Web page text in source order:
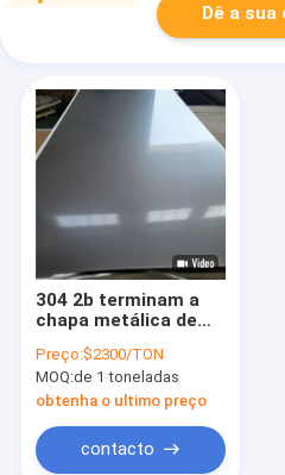
Dê a sua
304 2b terminam a
chapa metálica de
milímetro 1.2Mm
1.5Mm 2.0mm
Preço:$2300/TON
MOQ:de 1 toneladas
obtenha o ultimo preço
contacto